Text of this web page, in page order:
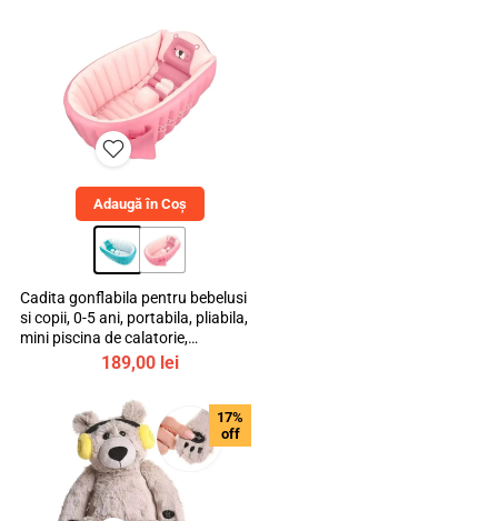
Adaugă în Coș
Cadita gonflabila pentru bebelusi
si copii, 0-5 ani, portabila, pliabila,
mini piscina de calatorie,
bebeLOGIC™189,00 lei
17%
off